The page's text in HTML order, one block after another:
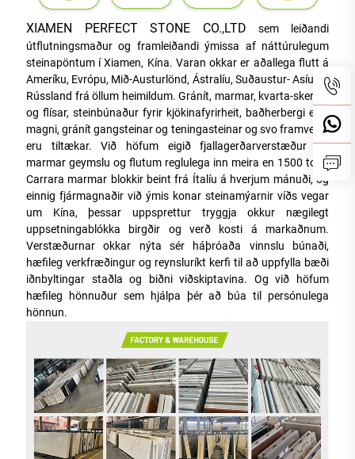
XIAMEN PERFECT STONE CO.,LTDsem leiðandi
útflutningsmaður og framleiðandi ýmissa af náttúrulegum
steinapöntum í Xiamen, Kína. Varan okkar er aðallega flutt á
Ameríku, Evrópu, Mið-Austurlönd, Ástralíu, Suðaustur- Asíu og
Rússland frá öllum heimildum. Gránít, marmar, kvarta-skerpla
og flísar, steinbúnaður fyrir kjökinafyrirheit, baðherbergi eftir
magni, gránít gangsteinar og teningasteinar og svo framvegis
eru tiltækar. Við höfum eigið fjallagerðarverstæður og
marmar geymslu og flutum reglulega inn meira en 1500 tonn
Carrara marmar blokkir beint frá Ítalíu á hverjum mánuði, og
einnig fjármagnaðir við ýmis konar steinamýarnir víðs vegar
um Kína, þessar uppsprettur tryggja okkur nægilegt
uppsetningablókka birgðir og verð kosti á markaðnum.
Verstæðurnar okkar nýta sér háþróaða vinnslu búnaði,
hæfileg verkfræðingur og reynsluríkt kerfi til að uppfylla bæði
iðnbyltingar staðla og biðni viðskiptavina. Og við höfum
hæfileg hönnuður sem hjálpa þér að búa til persónulega
hönnun.